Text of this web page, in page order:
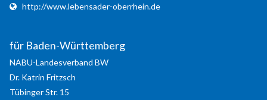
http://www.lebensader-oberrhein.de
für Baden-Württemberg
NABU-Landesverband BW
Dr. Katrin Fritzsch
Tübinger Str. 15
für Rheinland-Pfalz + Hessen
NABU-Naturschutzzentrum Rheinauen
RobertEgeling